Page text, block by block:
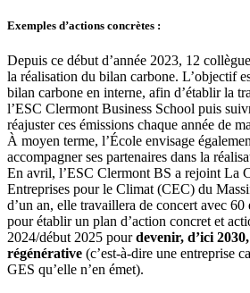
Exemples d’actions concrètes :
Depuis ce début d’année 2023, 12
la réalisation du bilan carbone. L’objectif
bilan carbone en interne, afin d’établir la
l’ESC Clermont Business School puis
réajuster ces émissions chaque année de
À moyen terme, l’École envisage
accompagner ses partenaires dans la
En avril, l’ESC Clermont BS a rejoint La
Entreprises pour le Climat (CEC) du
d’un an, elle travaillera de concert avec
pour établir un plan d’action concret et
2024/début 2025 pourdevenir, d’ici
régénérative (c’est-à-dire une entreprise
GES qu’elle n’en émet).